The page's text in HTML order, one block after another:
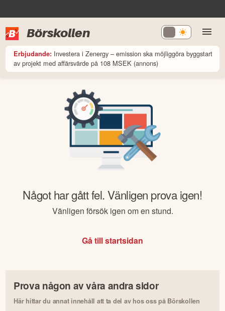
Börskollen
Erbjudande: Investera i Zenergy – emission ska möjliggöra byggstart
av projekt med affärsvärde på 108 MSEK (annons)
Något har gått fel. Vänligen prova igen!
Vänligen försök igen om en stund.
Gå till startsidan
Prova någon av våra andra sidor
Här hittar du annat innehåll att ta del av hos oss på Börskollen